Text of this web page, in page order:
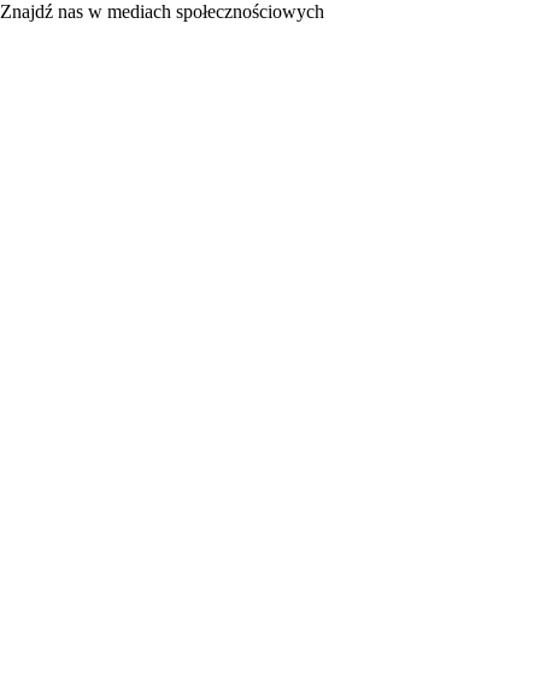
Znajdź nas w mediach społecznościowych